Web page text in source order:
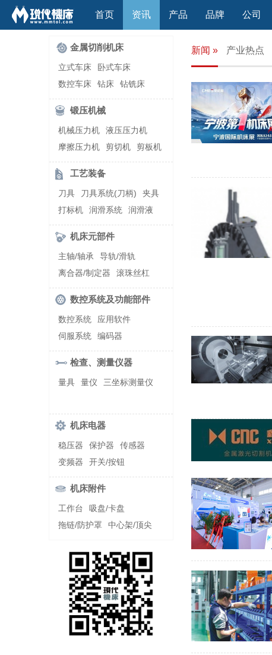
首页 资讯 产品 品牌 公司
金属切削机床
立式车床
卧式车床
数控车床
钻床
钻铣床
立式镗(铣)床
卧式镗(铣)床
龙门铣镗床
立式铣床
卧式铣床
雕刻机
平面磨床
外圆磨床
内圆磨床
龙门磨床
滚齿机\铣齿机
刨床
带锯床
车削加工中心
立式加工中心
卧式加工中心
龙门加工中心
激光快速成型
组合机床
螺纹加工机床
锻压机械
机械压力机
液压压力机
摩擦压力机
剪切机
剪板机
自动锻压机
折弯机
弯管机
快速成型机
工艺装备
刀具 刀具系统(刀柄)
夹具
打标机
润滑系统
润滑液
切削液
刃磨机
机床元部件
主轴/轴承
导轨/滑轨
离合器/制定器
滚珠丝杠
齿轮/减速器
数控系统及功能部件
数控系统
应用软件
伺服系统
编码器
检查、测量仪器
量具 量仪 三坐标测量仪
机床电器
稳压器 保护器
传感器
变频器
开关/按钮
机床附件
工作台
吸盘/卡盘
拖链/防护罩
中心架/顶尖
新闻 » 产业热点